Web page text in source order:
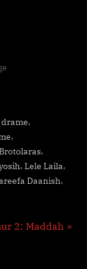
drame,
,
,
, Lele Laila,
Daanish,
2: Maddah